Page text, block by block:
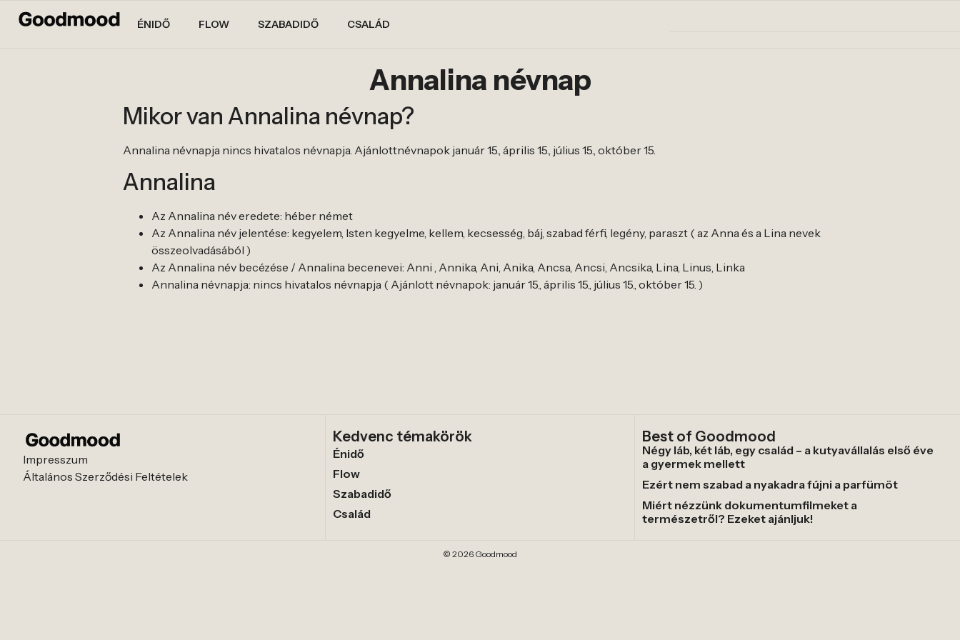
ÉNIDŐ FLOW SZABADIDŐ CSALÁD
Annalina névnap
Mikor van Annalina névnap?
Annalina névnapja nincs hivatalos névnapja. Ajánlottnévnapok január 15., április 15., július 15., október 15.
Annalina
Az Annalina név eredete: héber német
Az Annalina név jelentése: kegyelem, Isten kegyelme, kellem, kecsesség, báj, szabad férfi, legény, paraszt ( az Anna és a Lina nevek
összeolvadásából )
Az Annalina név becézése / Annalina becenevei: Anni , Annika, Ani, Anika, Ancsa, Ancsi, Ancsika, Lina, Linus, Linka
Annalina névnapja: nincs hivatalos névnapja ( Ajánlott névnapok: január 15., április 15., július 15., október 15. )
Impresszum
Általános Szerződési Feltételek
Kedvenc témakörök
Énidő
Flow
Szabadidő
Család
Best of Goodmood
Négy láb, két láb, egy család – a kutyavállalás első éve
a gyermek mellett
Ezért nem szabad a nyakadra fújni a parfümöt
Miért nézzünk dokumentumfilmeket a
természetről? Ezeket ajánljuk!
© 2026 Goodmood